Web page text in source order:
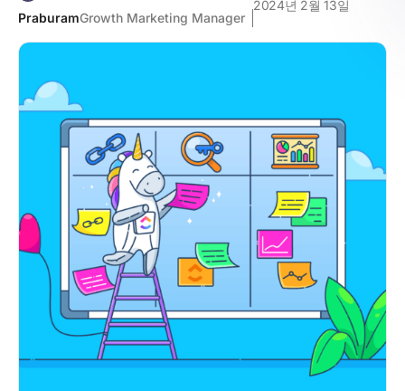
PraburamGrowth Marketing Manager
2024년 2월 13일